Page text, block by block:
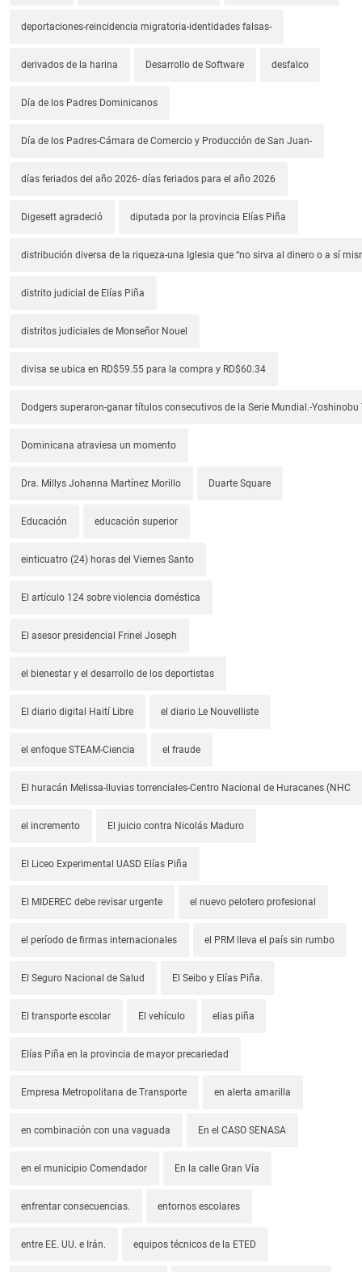
deportaciones-reincidencia migratoria-identidades falsas-
derivados de la harina Desarrollo de Software desfalco
Día de los Padres Dominicanos
Día de los Padres-Cámara de Comercio y Producción de San Juan-
días feriados del año 2026- días feriados para el año 2026
Digesett agradeció diputada por la provincia Elías Piña
distribución diversa de la riqueza-una Iglesia que “no sirva al dinero o a sí
distrito judicial de Elías Piña
distritos judiciales de Monseñor Nouel
divisa se ubica en RD$59.55 para la compra y RD$60.34
Dodgers superaron-ganar títulos consecutivos de la Serie Mundial.-
Dominicana atraviesa un momento
Dra. Millys Johanna Martínez Morillo Duarte Square
Educación educación superior
einticuatro (24) horas del Viernes Santo
El artículo 124 sobre violencia doméstica
El asesor presidencial Frinel Joseph
el bienestar y el desarrollo de los deportistas
El diario digital Haití Libre el diario Le Nouvelliste
el enfoque STEAM-Ciencia el fraude
El huracán Melissa-lluvias torrenciales-Centro Nacional de Huracanes (NHC
el incremento El juicio contra Nicolás Maduro
El Liceo Experimental UASD Elías Piña
El MIDEREC debe revisar urgente el nuevo pelotero profesional
el período de firmas internacionales el PRM lleva el país sin rumbo
El Seguro Nacional de Salud El Seibo y Elías Piña.
El transporte escolar El vehículo elias piña
Elías Piña en la provincia de mayor precariedad
Empresa Metropolitana de Transporte en alerta amarilla
en combinación con una vaguada En el CASO SENASA
en el municipio Comendador En la calle Gran Vía
enfrentar consecuencias. entornos escolares
entre EE. UU. e Irán. equipos técnicos de la ETED